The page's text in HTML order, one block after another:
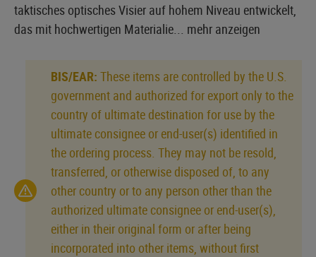
taktisches optisches Visier auf hohem Niveau entwickelt,
das mit hochwertigen Materialie... mehr anzeigen
BIS/EAR: These items are controlled by the U.S.
government and authorized for export only to the
country of ultimate destination for use by the
ultimate consignee or end-user(s) identified in
the ordering process. They may not be resold,
transferred, or otherwise disposed of, to any
other country or to any person other than the
authorized ultimate consignee or end-user(s),
either in their original form or after being
incorporated into other items, without first